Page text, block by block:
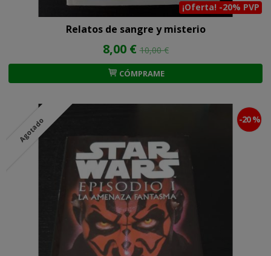
¡Oferta! -20% PVP
Relatos de sangre y misterio
8,00 €10,00 €
CÓMPRAME
Agotado -20 %